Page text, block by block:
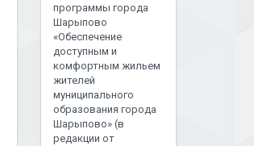
программы города
Шарыпово
«Обеспечение
доступным и
комфортным жильем
жителей
муниципального
образования города
Шарыпово» (в
редакции от